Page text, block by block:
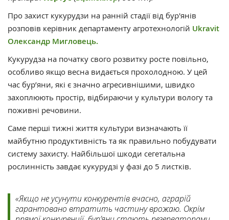
Про захист кукурудзи на ранній стадії від бур'янів
розповів керівник департаменту агротехнологій Ukravit
Олександр Мигловець.
Кукурудза на початку свого розвитку росте повільно,
особливо якщо весна видається прохолодною. У цей
час бур’яни, які є значно агресивнішими, швидко
захоплюють простір, відбираючи у культури вологу та
поживні речовини.
Саме перші тижні життя культури визначають її
майбутню продуктивність та як правильно побудувати
систему захисту. Найбільшої шкоди сегетальна
рослинність завдає кукурудзі у фазі до 5 листків.
«Якщо не усунути конкурентів вчасно, аграрій
гарантовано втратить частину врожаю. Окрім